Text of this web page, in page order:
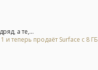
а те,...
теперь продаёт Surface с 8 ГБ